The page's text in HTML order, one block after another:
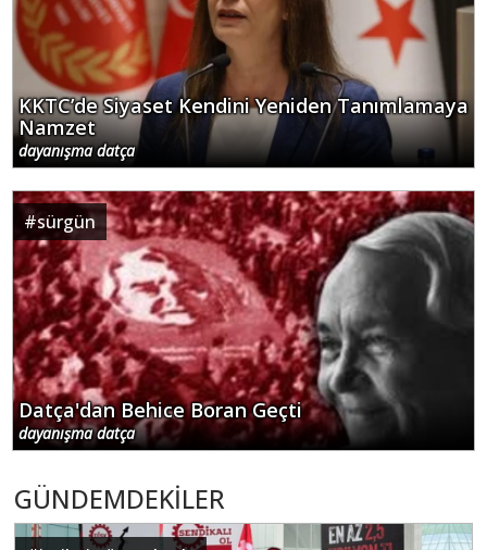
KKTC’de Siyaset Kendini Yeniden Tanımlamaya
Namzet
dayanışma datça
#sürgün
Datça'dan Behice Boran Geçti
dayanışma datça
GÜNDEMDEKİLER